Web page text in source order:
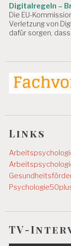
A
S
C
H
.
C
I
A
N
I
D
E
Digitalregeln –
Die EU-
Verletzung von
dafür sorgen,
Links
TV-